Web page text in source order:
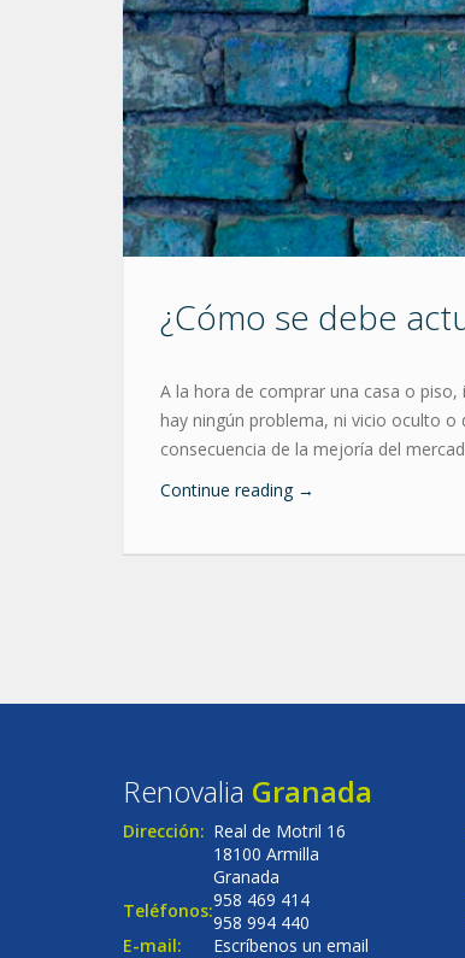
¿Cómo se debe
A la hora de comprar una casa o
hay ningún problema, ni vicio oculto o
consecuencia de la mejoría del
Continue reading →
Renovalia Granada
Dirección: Real de Motril 16
18100 Armilla
Granada
Teléfonos:958 469 414
958 994 440
E-mail:
Escríbenos un email